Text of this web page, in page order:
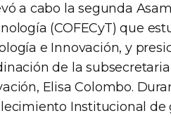
a cabo la segunda
(COFECyT) que
e Innovación, y
de la
Elisa Colombo.
Institucional de